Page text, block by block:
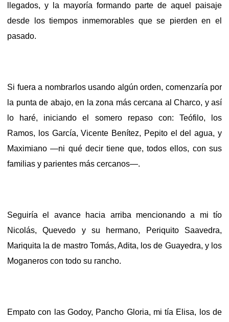
llegados, y la mayoría formando parte de aquel paisaje
desde los tiempos inmemorables que se pierden en el
pasado.
Si fuera a nombrarlos usando algún orden, comenzaría por
la punta de abajo, en la zona más cercana al Charco, y así
lo haré, iniciando el somero repaso con: Teófilo, los
Ramos, los García, Vicente Benítez, Pepito el del agua, y
Maximiano —ni qué decir tiene que, todos ellos, con sus
familias y parientes más cercanos—.
Seguiría el avance hacia arriba mencionando a mi tío
Nicolás, Quevedo y su hermano, Periquito Saavedra,
Mariquita la de mastro Tomás, Adita, los de Guayedra, y los
Moganeros con todo su rancho.
Empato con las Godoy, Pancho Gloria, mi tía Elisa, los de